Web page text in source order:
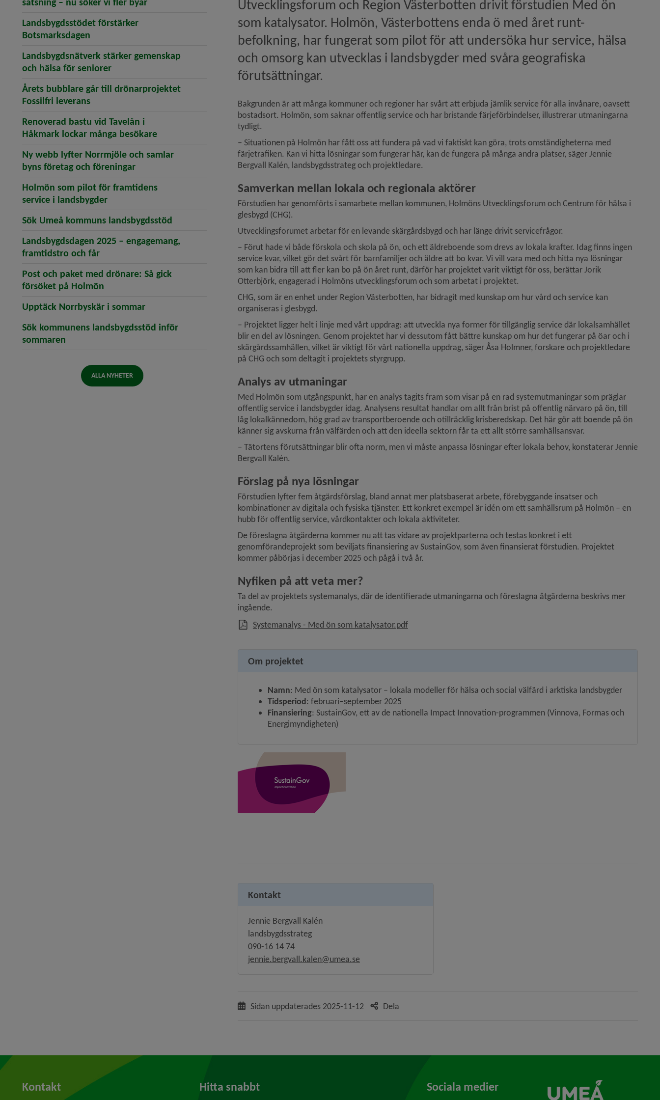
Landsbygdsstödet förstärker
Botsmarksdagen (öppnar artikeln Landsbygdsstödet förstärker Botsmarksdagen)
Landsbygdsnätverk stärker gemenskap
och hälsa för seniorer(öppnar artikeln Landsbygdsnätverk stärker gemenskap och hälsa för seniorer)
Årets bubblare går till drönarprojektet
Fossilfri leverans(öppnar artikeln Årets bubblare går till drönarprojektet Fossilfri leverans)
Renoverad bastu vid Tavelån i
Håkmark lockar många besökare(öppnar artikeln Renoverad bastu vid Tavelån i Håkmark lockar många besökare)
Ny webb lyfter Norrmjöle och samlar
byns företag och föreningar(öppnar artikeln Ny webb lyfter Norrmjöle och samlar byns företag och föreningar)
Holmön som pilot för framtidens
service i landsbygder(öppnar artikeln Holmön som pilot för framtidens service i landsbygder)
Sök Umeå kommuns landsbygdsstöd (öppnar artikeln Sök Umeå kommuns landsbygdsstöd)
Landsbygdsdagen 2025 – engagemang,
framtidstro och får(öppnar artikeln Landsbygdsdagen 2025 – engagemang, framtidstro och får)
Post och paket med drönare: Så gick
försöket på Holmön (öppnar artikeln Post och paket med drönare: Så gick försöket på Holmön)
Upptäck Norrbyskär i sommar(öppnar artikeln Upptäck Norrbyskär i sommar)
Sök kommunens landsbygdsstöd inför
sommaren (öppnar artikeln Sök kommunens landsbygdsstöd inför sommaren)
ALLA NYHETER
Utvecklingsforum och Region Västerbotten drivit förstudien Med ön
som katalysator. Holmön, Västerbottens enda ö med året runt-
befolkning, har fungerat som pilot för att undersöka hur service, hälsa
och omsorg kan utvecklas i landsbygder med svåra geografiska
förutsättningar.
Bakgrunden är att många kommuner och regioner har svårt att erbjuda jämlik service för alla invånare, oavsett
bostadsort. Holmön, som saknar offentlig service och har bristande färjeförbindelser, illustrerar utmaningarna
tydligt.
– Situationen på Holmön har fått oss att fundera på vad vi faktiskt kan göra, trots omständigheterna med
färjetrafiken. Kan vi hitta lösningar som fungerar här, kan de fungera på många andra platser, säger Jennie
Bergvall Kalén, landsbygdsstrateg och projektledare.
Samverkan mellan lokala och regionala aktörer
Förstudien har genomförts i samarbete mellan kommunen, Holmöns Utvecklingsforum och Centrum för hälsa i
glesbygd (CHG).
Utvecklingsforumet arbetar för en levande skärgårdsbygd och har länge drivit servicefrågor.
– Förut hade vi både förskola och skola på ön, och ett äldreboende som drevs av lokala krafter. Idag finns ingen
service kvar, vilket gör det svårt för barnfamiljer och äldre att bo kvar. Vi vill vara med och hitta nya lösningar
som kan bidra till att fler kan bo på ön året runt, därför har projektet varit viktigt för oss, berättar Jorik
Otterbjörk, engagerad i Holmöns utvecklingsforum och som arbetat i projektet.
CHG, som är en enhet under Region Västerbotten, har bidragit med kunskap om hur vård och service kan
organiseras i glesbygd.
– Projektet ligger helt i linje med vårt uppdrag: att utveckla nya former för tillgänglig service där lokalsamhället
blir en del av lösningen. Genom projektet har vi dessutom fått bättre kunskap om hur det fungerar på öar och i
skärgårdssamhällen, vilket är viktigt för vårt nationella uppdrag, säger Åsa Holmner, forskare och projektledare
på CHG och som deltagit i projektets styrgrupp.
Analys av utmaningar
Med Holmön som utgångspunkt, har en analys tagits fram som visar på en rad systemutmaningar som präglar
offentlig service i landsbygder idag. Analysens resultat handlar om allt från brist på offentlig närvaro på ön, till
låg lokalkännedom, hög grad av transportberoende och otillräcklig krisberedskap. Det här gör att boende på ön
känner sig avskurna från välfärden och att den ideella sektorn får ta ett allt större samhällsansvar.
– Tätortens förutsättningar blir ofta norm, men vi måste anpassa lösningar efter lokala behov, konstaterar Jennie
Bergvall Kalén.
Förslag på nya lösningar
Förstudien lyfter fem åtgärdsförslag, bland annat mer platsbaserat arbete, förebyggande insatser och
kombinationer av digitala och fysiska tjänster. Ett konkret exempel är idén om ett samhällsrum på Holmön – en
hubb för offentlig service, vårdkontakter och lokala aktiviteter.
De föreslagna åtgärderna kommer nu att tas vidare av projektparterna och testas konkret i ett
genomförandeprojekt som beviljats finansiering av SustainGov, som även finansierat förstudien. Projektet
kommer påbörjas i december 2025 och pågå i två år.
Nyfiken på att veta mer?
Ta del av projektets systemanalys, där de identifierade utmaningarna och föreslagna åtgärderna beskrivs mer
ingående.
Systemanalys - Med ön som katalysator.pdf, 2 MB.
Om projektet
Namn: Med ön som katalysator – lokala modeller för hälsa och social välfärd i arktiska landsbygder
Tidsperiod: februari–september 2025
Finansiering: SustainGov, ett av de nationella Impact Innovation-programmen (Vinnova, Formas och
Energimyndigheten)
Kontakt
Jennie Bergvall Kalén
landsbygdsstrateg
090-16 14 74
jennie.bergvall.kalen@umea.se
Sidan uppdaterades 2025-11-12 Dela
Kontakt Hitta snabbt Sociala medier